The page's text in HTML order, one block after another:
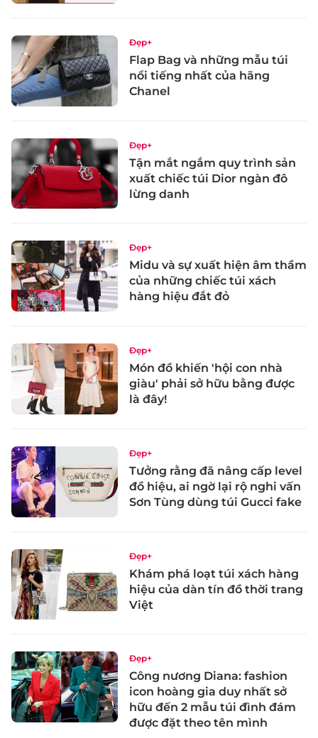
Đẹp+
Flap Bag và những mẫu túi
nổi tiếng nhất của hãng
Chanel
Đẹp+
Tận mắt ngắm quy trình sản
xuất chiếc túi Dior ngàn đô
lừng danh
Đẹp+
Midu và sự xuất hiện âm thầm
của những chiếc túi xách
hàng hiệu đắt đỏ
Đẹp+
Món đồ khiến 'hội con nhà
giàu' phải sở hữu bằng được
là đây!
Đẹp+
Tưởng rằng đã nâng cấp level
đồ hiệu, ai ngờ lại rộ nghi vấn
Sơn Tùng dùng túi Gucci fake
Đẹp+
Khám phá loạt túi xách hàng
hiệu của dàn tín đồ thời trang
Việt
Đẹp+
Công nương Diana: fashion
icon hoàng gia duy nhất sở
hữu đến 2 mẫu túi đình đám
được đặt theo tên mình